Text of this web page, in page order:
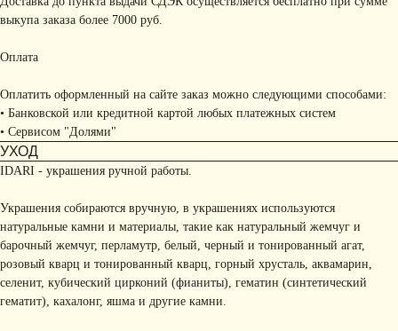
выкупа заказа более 7000 руб.
Оплата
Оплатить оформленный на сайте заказ можно следующими способами:
• Банковской или кредитной картой любых платежных систем
• Сервисом "Долями"
УХОД
IDARI - украшения ручной работы.
Украшения собираются вручную, в украшениях используются
натуральные камни и материалы, такие как натуральный жемчуг и
барочный жемчуг, перламутр, белый, черный и тонированный агат,
розовый кварц и тонированный кварц, горный хрусталь, аквамарин,
селенит, кубический цирконий (фианиты), гематин (синтетический
гематит), кахалонг, яшма и другие камни.